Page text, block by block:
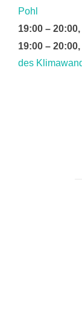
Pohl
19:00 – 20:00,
19:00 – 20:00,
des